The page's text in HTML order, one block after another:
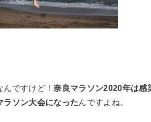
んですけど！奈良マラソン2020年は感
ラソン大会になったんですよね。